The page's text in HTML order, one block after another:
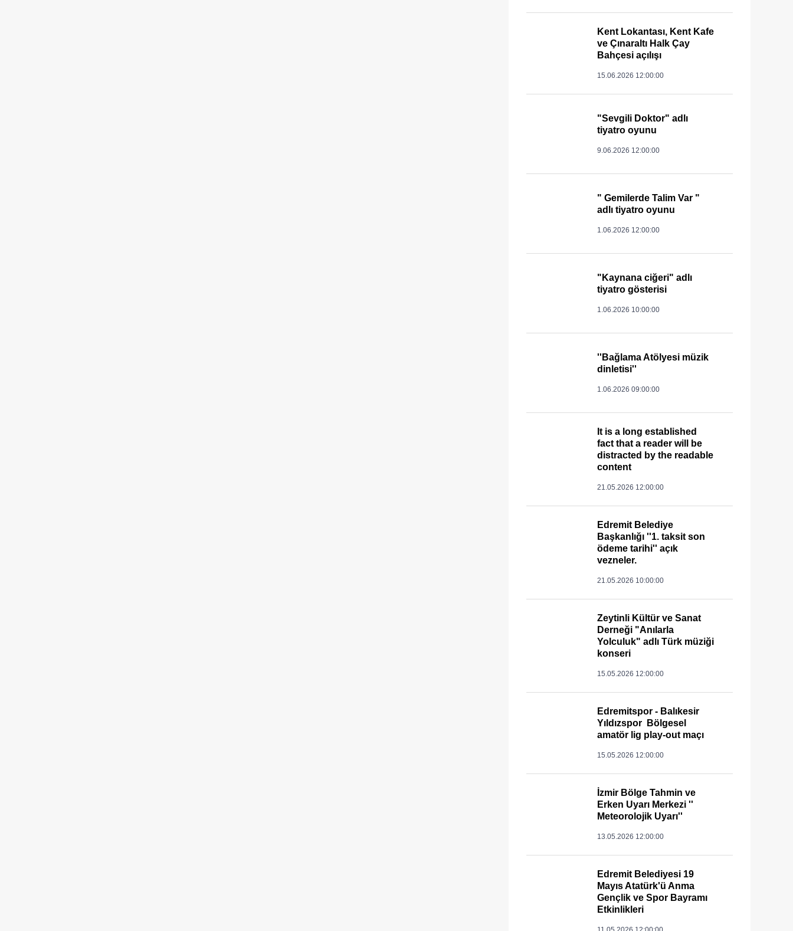
Kent Lokantası, Kent Kafe
ve Çınaraltı Halk Çay
Bahçesi açılışı
15.06.2026 12:00:00
"Sevgili Doktor" adlı
tiyatro oyunu
9.06.2026 12:00:00
" Gemilerde Talim Var "
adlı tiyatro oyunu
1.06.2026 12:00:00
"Kaynana ciğeri" adlı
tiyatro gösterisi
1.06.2026 10:00:00
''Bağlama Atölyesi müzik
dinletisi''
1.06.2026 09:00:00
It is a long established
fact that a reader will be
distracted by the readable
content
21.05.2026 12:00:00
Edremit Belediye
Başkanlığı ''1. taksit son
ödeme tarihi'' açık
vezneler.
21.05.2026 10:00:00
Zeytinli Kültür ve Sanat
Derneği "Anılarla
Yolculuk" adlı Türk müziği
konseri
15.05.2026 12:00:00
Edremitspor - Balıkesir
Yıldızspor Bölgesel
amatör lig play-out maçı
15.05.2026 12:00:00
İzmir Bölge Tahmin ve
Erken Uyarı Merkezi ''
Meteorolojik Uyarı''
13.05.2026 12:00:00
Edremit Belediyesi 19
Mayıs Atatürk'ü Anma
Gençlik ve Spor Bayramı
Etkinlikleri